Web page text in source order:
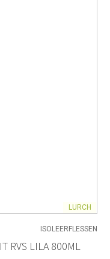
LURCH
ISOLEERFLESSEN
RVS LILA 800ML